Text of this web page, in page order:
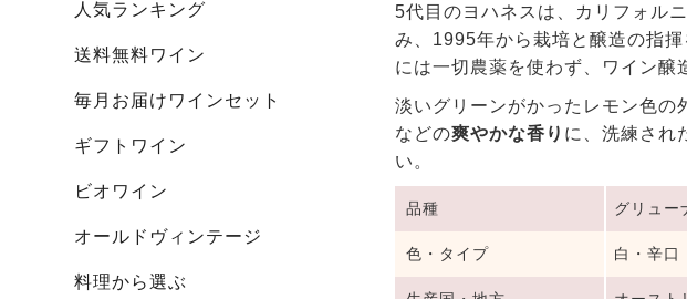
人気ランキング
送料無料ワイン
毎月お届けワインセット
ギフトワイン
ビオワイン
オールドヴィンテージ
料理から選ぶ
5代目のヨハネスは、カリフォル
み、1995年から栽培と醸造の指
には一切農薬を使わず、ワイン醸
淡いグリーンがかったレモン色の
などの爽やかな香り に、洗練され
い。
品種 グリュー
色・タイプ 白・辛口